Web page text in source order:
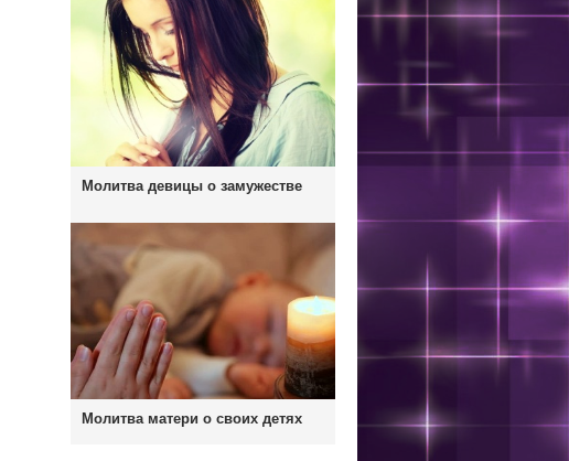
Молитва девицы о замужестве
Молитва матери о своих детях